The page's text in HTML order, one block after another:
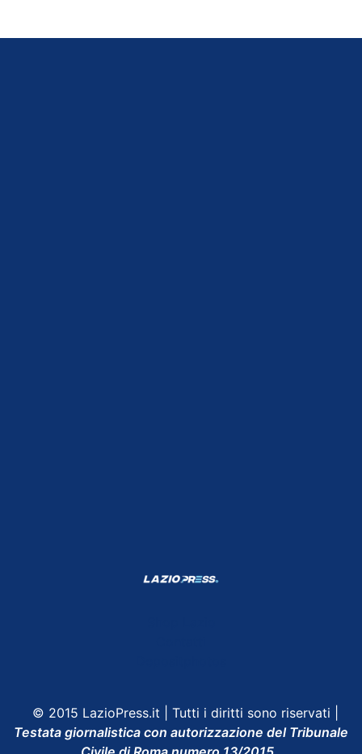
© 2015 LazioPress.it | Tutti i diritti sono riservati |
Testata giornalistica con autorizzazione del Tribunale